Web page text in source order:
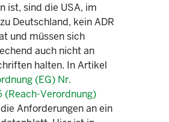
ist, sind die USA, im
Deutschland, kein ADR
und müssen sich
auch nicht an
halten. In Artikel
(EG) Nr.
Verordnung)
Anforderungen an ein